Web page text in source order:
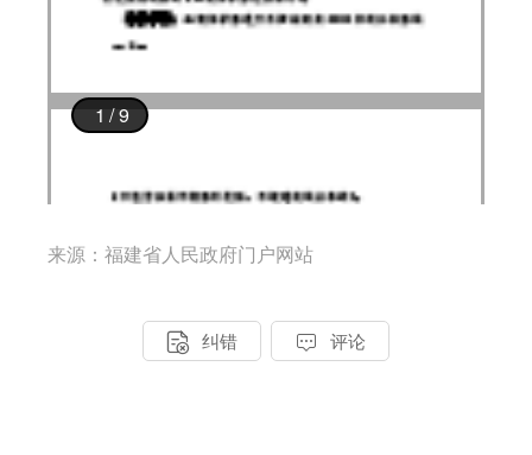
来源：福建省人民政府门户网站
 纠错  评论